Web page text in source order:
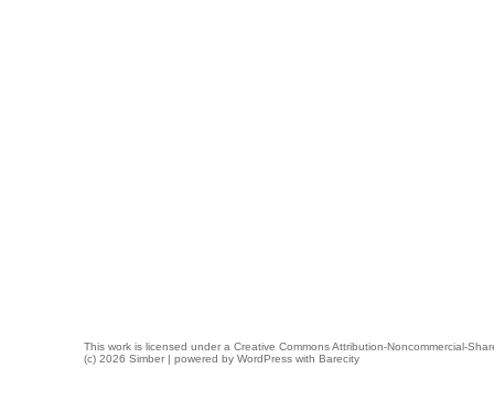
This work is licensed under a Creative Commons Attribution-Noncommercial-
(c) 2026 Simber | powered by WordPress with Barecity